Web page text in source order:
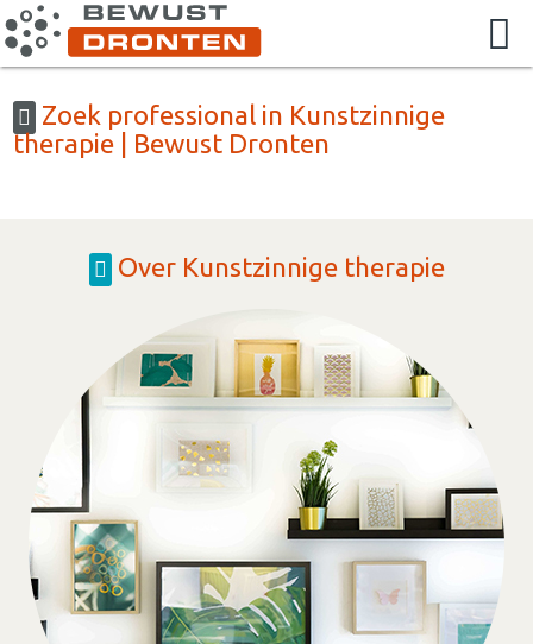
Zoek professional in Kunstzinnige
therapie | Bewust Dronten
Over Kunstzinnige therapie